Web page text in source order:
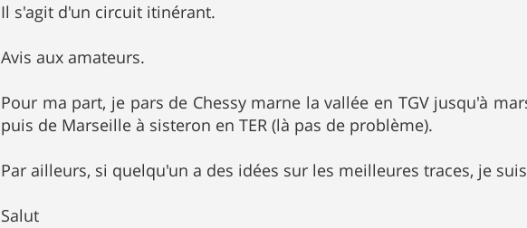
Il s'agit d'un circuit itinérant.
Avis aux amateurs.
Pour ma part, je pars de Chessy marne la vallée en TGV jusqu'à
puis de Marseille à sisteron en TER (là pas de problème).
Par ailleurs, si quelqu'un a des idées sur les meilleures traces, je
Salut